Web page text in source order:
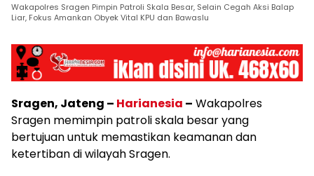
Wakapolres Sragen Pimpin Patroli Skala Besar, Selain Cegah Aksi Balap
Liar, Fokus Amankan Obyek Vital KPU dan Bawaslu
Sragen, Jateng – Harianesia – Wakapolres
Sragen memimpin patroli skala besar yang
bertujuan untuk memastikan keamanan dan
ketertiban di wilayah Sragen.